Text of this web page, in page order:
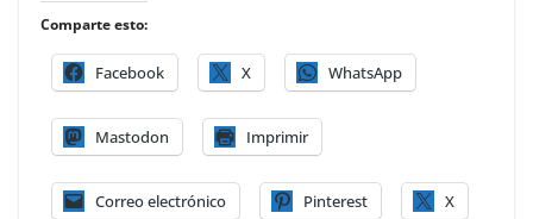
Comparte esto:
Facebook X WhatsApp
Mastodon Imprimir
Correo electrónico Pinterest X